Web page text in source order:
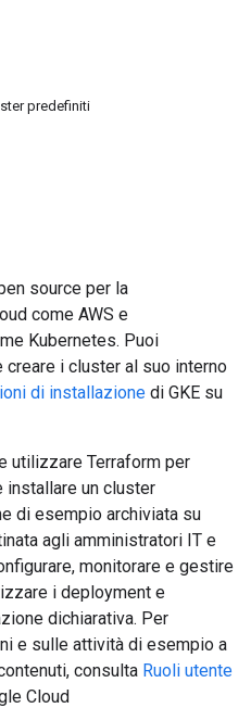
predefiniti
source per la
come AWS e
Kubernetes. Puoi
creare i cluster al suo interno
di installazione di GKE su
utilizzare Terraform per
installare un cluster
di esempio archiviata su
agli amministratori IT e
monitorare e gestire
i deployment e
dichiarativa. Per
e sulle attività di esempio a
consulta Ruoli utente
Cloud